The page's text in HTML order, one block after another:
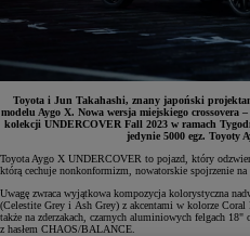
Toyota i Jun Takahashi, znany japoński
modelu Aygo X. Nowa wersja miejskiego crossovera
kolekcji UNDERCOVER Fall 2023 w ramach
jedynie 5000 egz. Toyoty
Toyota Aygo X UNDERCOVER to pojazd, który
którą cechuje nonkonformizm, nowatorskie spojrzenie na
Uwagę zwraca wyjątkowa kompozycja kolorystyczna
(Celestite Grey i Ash Grey) z akcentami w kolorze
także na zderzakach, czarnych aluminiowych felgach
z hasłem CHAOS/BALANCE.